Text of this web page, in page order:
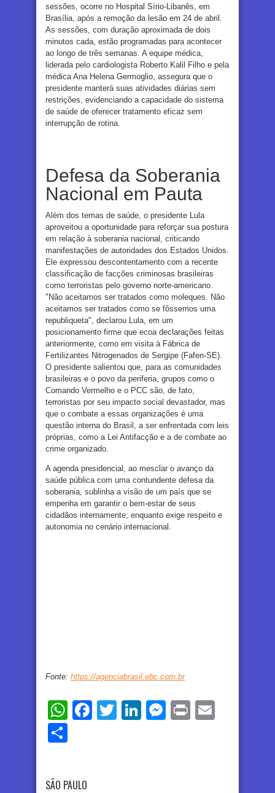
sessões, ocorre no Hospital Sírio-Libanês, em
Brasília, após a remoção da lesão em 24 de abril.
As sessões, com duração aproximada de dois
minutos cada, estão programadas para acontecer
ao longo de três semanas. A equipe médica,
liderada pelo cardiologista Roberto Kalil Filho e pela
médica Ana Helena Germoglio, assegura que o
presidente manterá suas atividades diárias sem
restrições, evidenciando a capacidade do sistema
de saúde de oferecer tratamento eficaz sem
interrupção de rotina.
Defesa da Soberania
Nacional em Pauta
Além dos temas de saúde, o presidente Lula
aproveitou a oportunidade para reforçar sua postura
em relação à soberania nacional, criticando
manifestações de autoridades dos Estados Unidos.
Ele expressou descontentamento com a recente
classificação de facções criminosas brasileiras
como terroristas pelo governo norte-americano.
"Não aceitamos ser tratados como moleques. Não
aceitamos ser tratados como se fôssemos uma
republiqueta", declarou Lula, em um
posicionamento firme que ecoa declarações feitas
anteriormente, como em visita à Fábrica de
Fertilizantes Nitrogenados de Sergipe (Fafen-SE).
O presidente salientou que, para as comunidades
brasileiras e o povo da periferia, grupos como o
Comando Vermelho e o PCC são, de fato,
terroristas por seu impacto social devastador, mas
que o combate a essas organizações é uma
questão interna do Brasil, a ser enfrentada com leis
próprias, como a Lei Antifacção e a de combate ao
crime organizado.
A agenda presidencial, ao mesclar o avanço da
saúde pública com uma contundente defesa da
soberania, sublinha a visão de um país que se
empenha em garantir o bem-estar de seus
cidadãos internamente, enquanto exige respeito e
autonomia no cenário internacional.
Fonte: https://agenciabrasil.ebc.com.br
WhatsApp
Facebook
TwitterLinkedIn
Messenger
Print
SÃO PAULO